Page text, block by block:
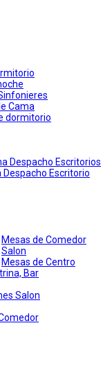
Cama
dormitorio
Despacho Escritorios
Despacho Escritorio
Mesas de Comedor
Salon
Mesas de Centro
Bar
Salon